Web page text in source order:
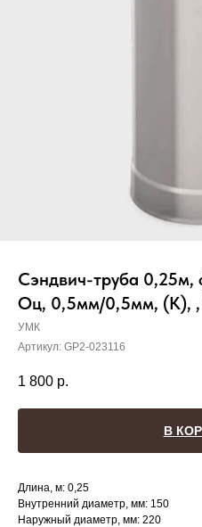
Сэндвич-труба 0,25м,
Оц, 0,5мм/0,5мм, (К),
УМК
Артикул: GP2-023116
1 800 р.
В
Длина, м: 0,25
Внутренний диаметр, мм: 150
Наружный диаметр, мм: 220